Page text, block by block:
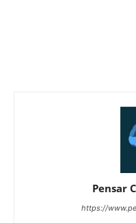
Pensar
https://